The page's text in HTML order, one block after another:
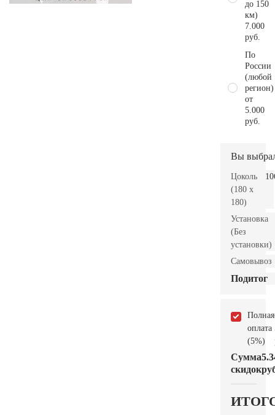
до 150
км)
7.000
руб.
По
России
(любой
регион)
от
5.000
руб.
Вы
Цоколь
(180 x
180)
Установка
(Без
установки)
Самовывоз
Подитог
Полная
оплата
(5%)
Сумма
скидок